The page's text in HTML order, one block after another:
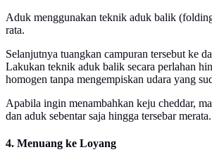
Aduk menggunakan teknik aduk balik
rata.
Selanjutnya tuangkan campuran tersebut ke
Lakukan teknik aduk balik secara perlahan
homogen tanpa mengempiskan udara yang
Apabila ingin menambahkan keju cheddar,
dan aduk sebentar saja hingga tersebar merata.
4. Menuang ke Loyang